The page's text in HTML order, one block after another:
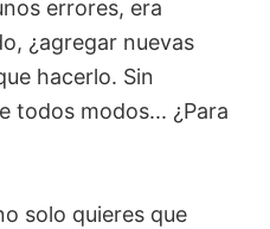
errores, era
¿agregar nuevas
hacerlo. Sin
todos modos... ¿Para
solo quieres que